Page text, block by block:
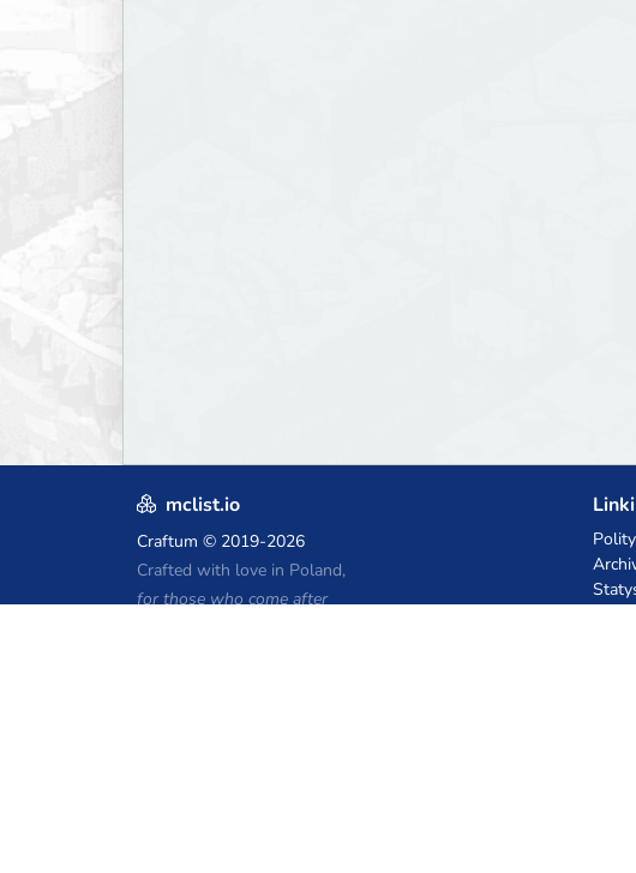
mclist.io
Craftum © 2019-2026
Crafted with love in Poland,
for those who come after
Linki